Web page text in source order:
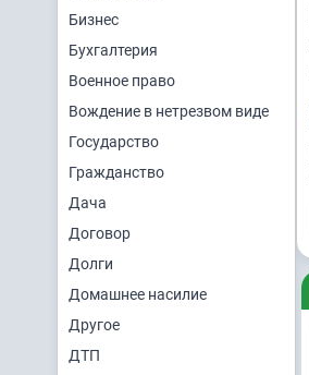
Бизнес
Бухгалтерия
Военное право
Вождение в нетрезвом виде
Государство
Гражданство
Дача
Договор
Долги
Домашнее насилие
Другое
ДТП